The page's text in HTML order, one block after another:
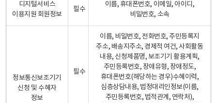
디지털서비스
이용지원 회원정보
필수
이름, 휴대폰번호, 이메일, 아이디,
비밀번호, 소속
정보통신보조기기
신청 및 수혜자
정보
필수
이름, 비밀번호, 전화번호, 주민등록지
주소, 배송지주소, 경제적 여건, 사회활동
내용, 신청제품명, 보조기기 활용계획,
주민등록번호, 장애유형, 장애정도,
휴대폰번호(해당하는 경우)수혜이력,
심층상담내용, 법정대리인정보(이름,
주민등록번호, 법적관계, 연락처),